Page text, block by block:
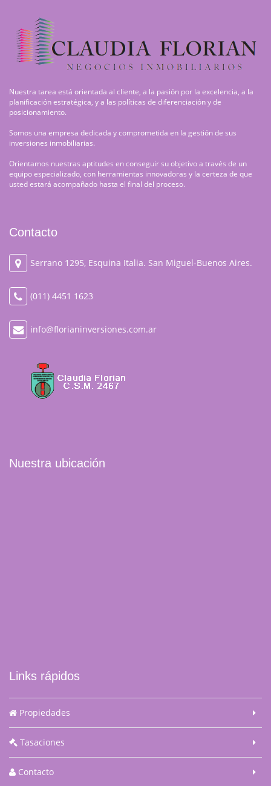
Nuestra tarea está orientada al cliente, a la pasión por la excelencia, a la
planificación estratégica, y a las políticas de diferenciación y de
posicionamiento.
Somos una empresa dedicada y comprometida en la gestión de sus
inversiones inmobiliarias.
Orientamos nuestras aptitudes en conseguir su objetivo a través de un
equipo especializado, con herramientas innovadoras y la certeza de que
usted estará acompañado hasta el final del proceso.
Contacto
Serrano 1295, Esquina Italia. San Miguel-Buenos Aires.
(011) 4451 1623
info@florianinversiones.com.ar
Nuestra ubicación
Links rápidos
Propiedades
Tasaciones
Contacto